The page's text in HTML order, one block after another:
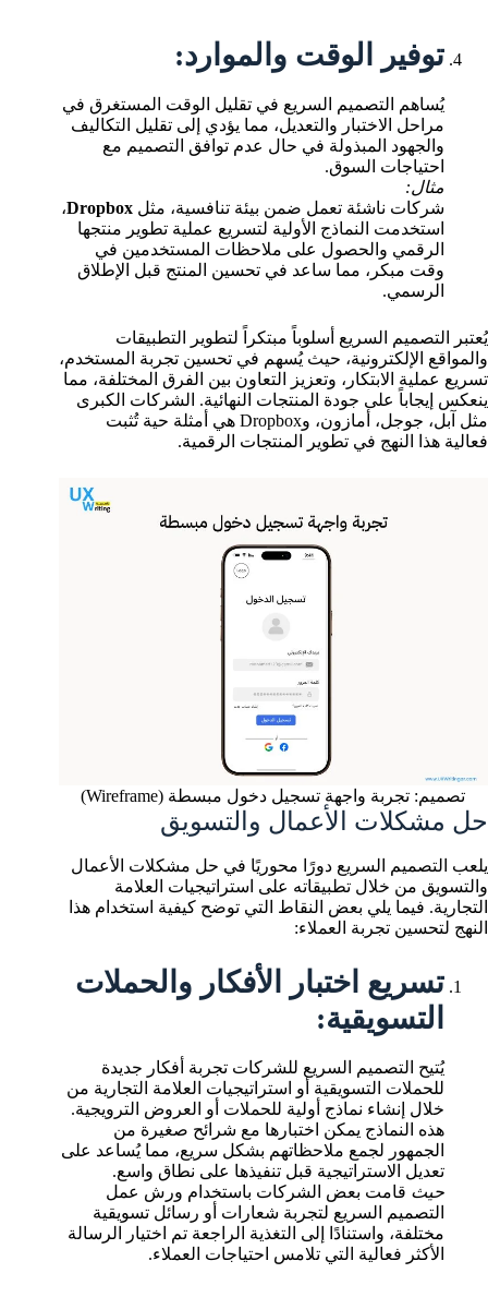
توفير الوقت والموارد:
يُساهم التصميم السريع في تقليل الوقت المستغرق في
مراحل الاختبار والتعديل، مما يؤدي إلى تقليل التكاليف
والجهود المبذولة في حال عدم توافق التصميم مع
احتياجات السوق.
مثال:
شركات ناشئة تعمل ضمن بيئة تنافسية، مثل Dropbox،
استخدمت النماذج الأولية لتسريع عملية تطوير منتجها
الرقمي والحصول على ملاحظات المستخدمين في
وقت مبكر، مما ساعد في تحسين المنتج قبل الإطلاق
الرسمي.
يُعتبر التصميم السريع أسلوباً مبتكراً لتطوير التطبيقات
والمواقع الإلكترونية، حيث يُسهم في تحسين تجربة المستخدم،
تسريع عملية الابتكار، وتعزيز التعاون بين الفرق المختلفة، مما
ينعكس إيجاباً على جودة المنتجات النهائية. الشركات الكبرى
مثل آبل، جوجل، أمازون، وDropbox هي أمثلة حية تُثبت
فعالية هذا النهج في تطوير المنتجات الرقمية.
تصميم: تجربة واجهة تسجيل دخول مبسطة (Wireframe)
حل مشكلات الأعمال والتسويق
يلعب التصميم السريع دورًا محوريًا في حل مشكلات الأعمال
والتسويق من خلال تطبيقاته على استراتيجيات العلامة
التجارية. فيما يلي بعض النقاط التي توضح كيفية استخدام هذا
النهج لتحسين تجربة العملاء:
تسريع اختبار الأفكار والحملات
التسويقية:
يُتيح التصميم السريع للشركات تجربة أفكار جديدة
للحملات التسويقية أو استراتيجيات العلامة التجارية من
خلال إنشاء نماذج أولية للحملات أو العروض الترويجية.
هذه النماذج يمكن اختبارها مع شرائح صغيرة من
الجمهور لجمع ملاحظاتهم بشكل سريع، مما يُساعد على
تعديل الاستراتيجية قبل تنفيذها على نطاق واسع.
حيث قامت بعض الشركات باستخدام ورش عمل
التصميم السريع لتجربة شعارات أو رسائل تسويقية
مختلفة، واستنادًا إلى التغذية الراجعة تم اختيار الرسالة
الأكثر فعالية التي تلامس احتياجات العملاء.